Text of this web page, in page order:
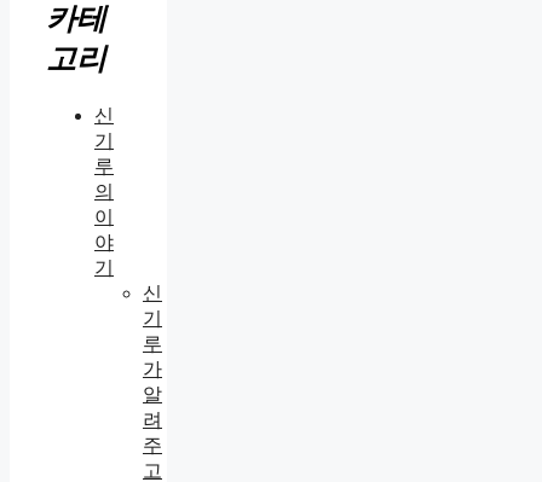
카테
고리
신
기
루
의
이
야
기
신
기
루
가
알
려
주
고